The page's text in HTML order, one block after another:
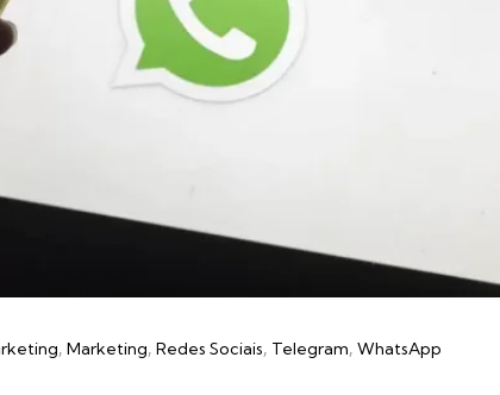
Marketing Redes Sociais Telegram WhatsApp